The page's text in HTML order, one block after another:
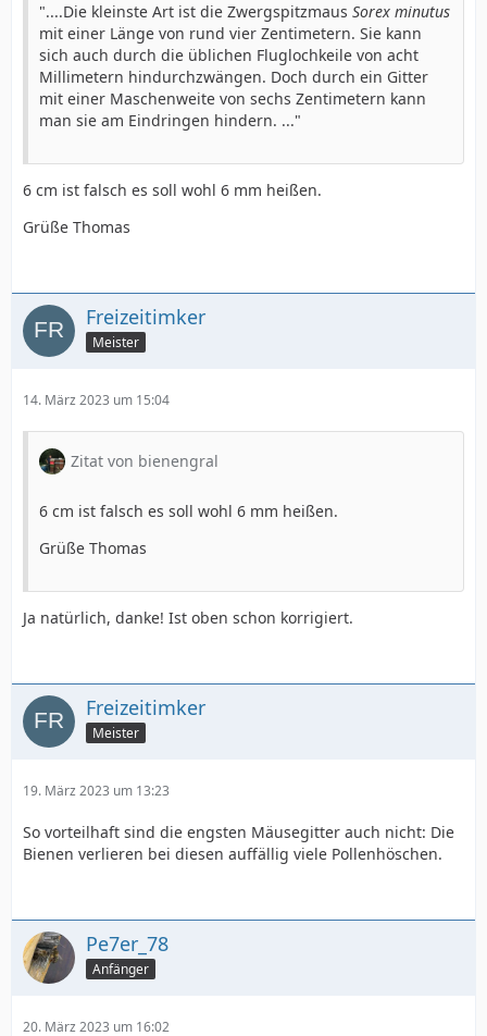
"....Die kleinste Art ist die Zwergspitzmaus Sorex minutus
mit einer Länge von rund vier Zentimetern. Sie kann
sich auch durch die üblichen Fluglochkeile von acht
Millimetern hindurchzwängen. Doch durch ein Gitter
mit einer Maschenweite von sechs Zentimetern kann
man sie am Eindringen hindern. ..."
6 cm ist falsch es soll wohl 6 mm heißen.
Grüße Thomas
Freizeitimker
Meister
14. März 2023 um 15:04
Zitat von bienengral
6 cm ist falsch es soll wohl 6 mm heißen.
Grüße Thomas
Ja natürlich, danke! Ist oben schon korrigiert.
Freizeitimker
Meister
19. März 2023 um 13:23
So vorteilhaft sind die engsten Mäusegitter auch nicht: Die
Bienen verlieren bei diesen auffällig viele Pollenhöschen.
Pe7er_78
Anfänger
20. März 2023 um 16:02